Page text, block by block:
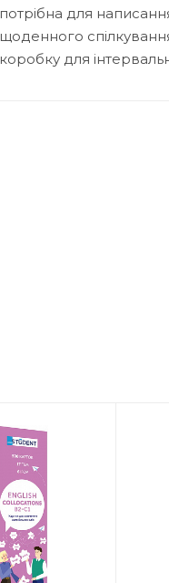
потрібна для
щоденного
коробку для